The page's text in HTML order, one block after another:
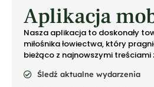
Aplikacja
Nasza aplikacja to doskonały
miłośnika łowiectwa, który
bieżąco z najnowszymi
Śledź aktualne wydarzenia